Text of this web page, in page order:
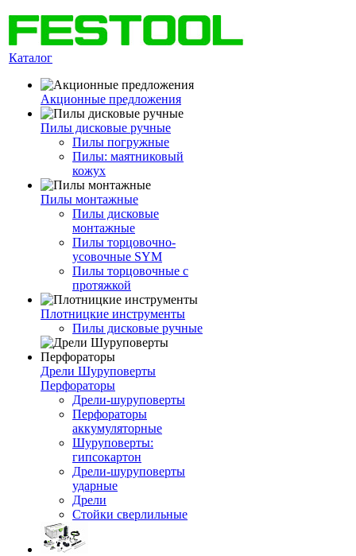
Каталог
Акционные предложения
Пилы дисковые ручные
Пилы погружные
Пилы: маятниковый
кожух
Пилы монтажные
Пилы дисковые
монтажные
Пилы торцовочно-
усовочные SYM
Пилы торцовочные с
протяжкой
Плотницкие инструменты
Пилы дисковые ручные
Дрели Шуруповерты
Перфораторы
Дрели-шуруповерты
Перфораторы
аккумуляторные
Шуруповерты:
гипсокартон
Дрели-шуруповерты
ударные
Дрели
Стойки сверлильные